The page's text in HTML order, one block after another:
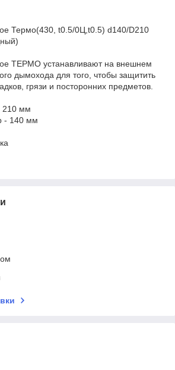
Термо(430, t0.5/0Ц,t0.5) d140/D210
ТЕРМО устанавливают на внешнем
дымохода для того, чтобы защитить
грязи и посторонних предметов.
210 мм
- 140 мм